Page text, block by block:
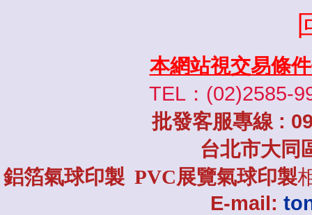
本網站視交易條
TEL：(02)2585-
批發客服專線 :
台北市大同
鋁箔氣球印製 PVC展覽氣球印製
E-mail: